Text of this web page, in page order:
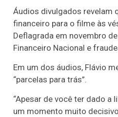
Áudios divulgados revelam
financeiro para o filme às
Deflagrada em novembro
Financeiro Nacional e
Em um dos áudios, Flávio
“parcelas para trás”.
“Apesar de você ter dado a
um momento muito